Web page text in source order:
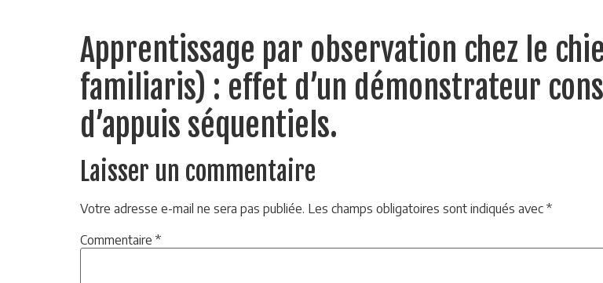
Apprentissage par observation chez le
familiaris) : effet d’un démonstrateur
d’appuis séquentiels.
Laisser un commentaire
Votre adresse e-mail ne sera pas publiée. Les champs obligatoires sont indiqués avec *
Commentaire *